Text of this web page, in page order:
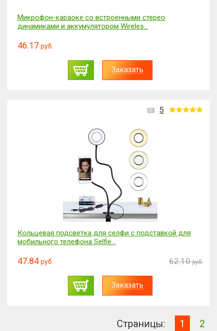
Микрофон-караоке со встроенными стерео
динамиками и аккумулятором Wireles...
46.17 руб.
Заказать
5
Кольцевая подсветка для селфи с подставкой для
мобильного телефона Selfie...
47.84 руб. 62.10 руб.
Заказать
Страницы: 1 2